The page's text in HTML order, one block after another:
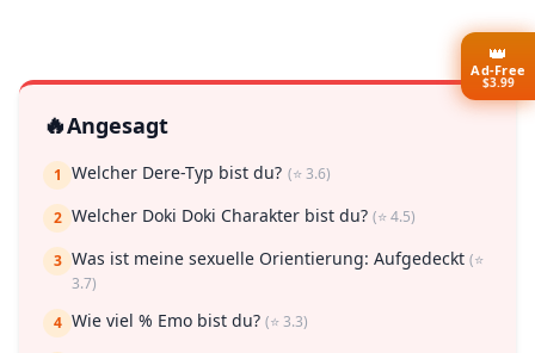
🔥Angesagt
1 Welcher Dere-Typ bist du? (⭐ 3.6)
2 Welcher Doki Doki Charakter bist du? (⭐ 4.5)
3 Was ist meine sexuelle Orientierung: Aufgedeckt (⭐
3.7)
4 Wie viel % Emo bist du? (⭐ 3.3)
👑
Ad-Free
$3.99